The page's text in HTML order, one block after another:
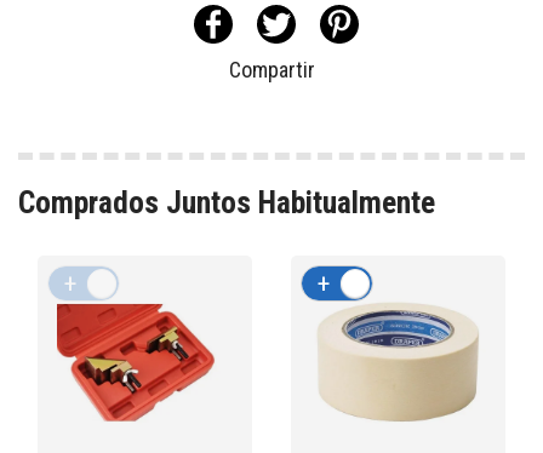
Compartir
Comprados Juntos Habitualmente
+ +